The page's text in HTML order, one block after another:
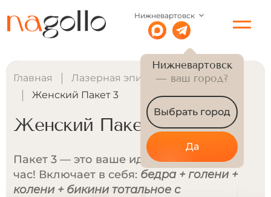
Нижневартовск
Нижневартовск
— ваш город?
Выбрать город
Да
Главная
Лазерная эпиляция для женщин
Женский Пакет 3
Женский Пакет 3
Пакет 3 — это ваше идеальное тело за 1
час! Включает в себя: бедра + голени +
колени + бикини тотальное с